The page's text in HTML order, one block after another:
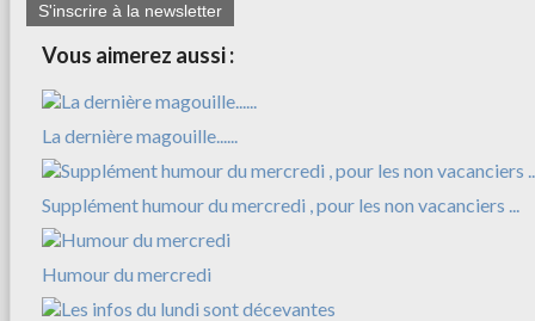
S'inscrire à la newsletter
Vous aimerez aussi :
La dernière magouille......
Supplément humour du mercredi , pour les non vacanciers ...
Humour du mercredi